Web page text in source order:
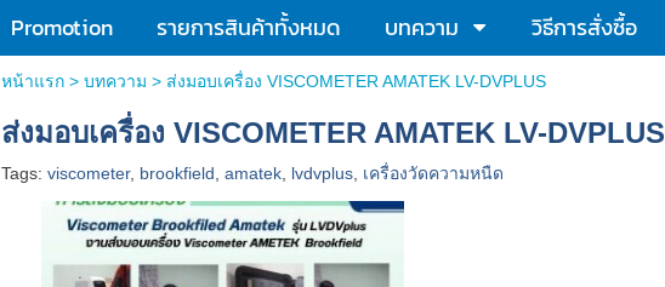
Promotion รายการสินค้าทั้งหมด บทความ วิธีการสั่งซื้อ
หน้าแรก> บทความ > ส่งมอบเครื่อง VISCOMETER AMATEK LV-DVPLUS
ส่งมอบเครื่อง VISCOMETER AMATEK LV-DVPLUS
Tags:viscometer, brookfield ,amatek lvdvplus เครื่องวัดความหนืด